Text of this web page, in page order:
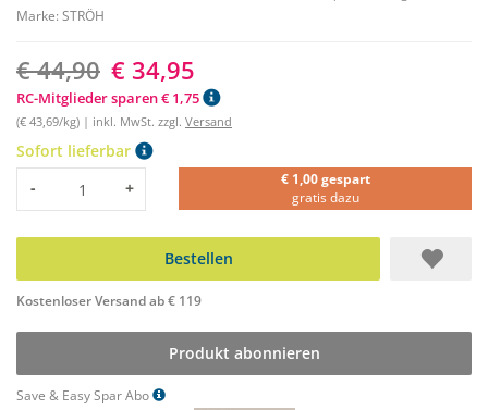
Marke: STRÖH
€ 44,90 € 34,95
RC-Mitglieder sparen € 1,75
(€ 43,69/kg) | inkl. MwSt. zzgl. Versand
Sofort lieferbar
Menge
- +
€ 1,00 gespart
gratis dazu
Bestellen
Kostenloser Versand ab € 119
Produkt abonnieren
Save & Easy Spar Abo